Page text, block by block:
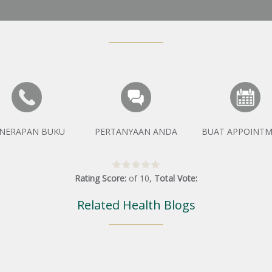
BUKU PERTANYAAN ANDA BUAT
Rating Score: of 10, Total Vote:
Related Health Blogs